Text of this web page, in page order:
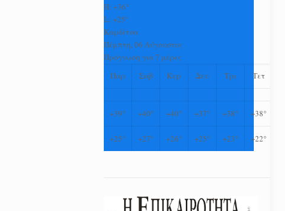
H:+36°
L:+25°
Καρδίτσα
Πέμπτη, 06 Αύγουστος
Πρόγνωση για 7 μέρες
Παρ
Σαβ Κυρ Δευ Τρι Τετ
+39° +40° +40° +37° +38° +38°
+25° +27° +26° +25° +23° +22°